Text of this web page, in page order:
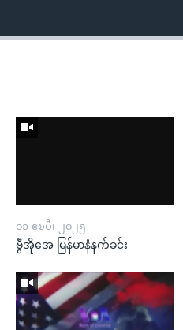
၀၁ ဧၿပီ၊ ၂၀၂၅
ဗွီအိုအေ မြန်မာနံနက်ခင်း